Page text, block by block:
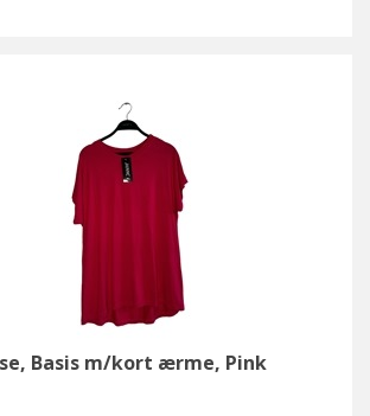
Basis m/kort ærme, Pink